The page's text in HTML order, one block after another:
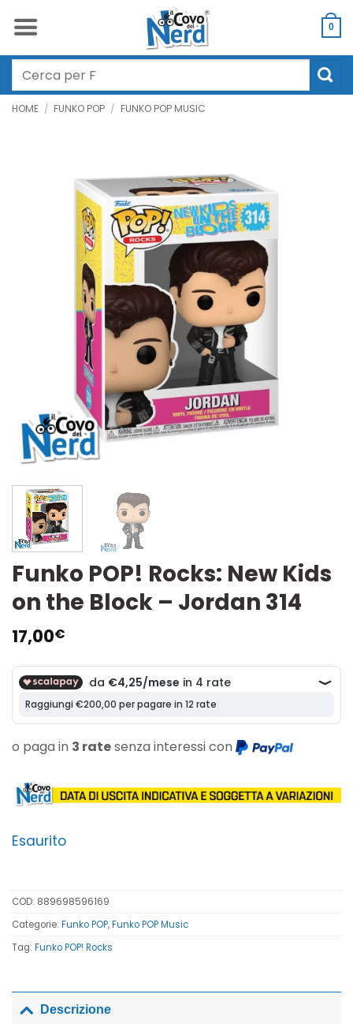
0
Cerca:
HOME / FUNKO POP / FUNKO POP MUSIC
Funko POP! Rocks: New Kids
on the Block – Jordan 314
17,00€
o paga in 3 ratesenza interessi con
Esaurito
COD: 889698596169
Categorie: Funko POP,Funko POP Music
Tag: Funko POP! Rocks
Descrizione